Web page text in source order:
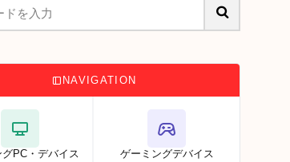
NAVIGATION
PC・デバイス ゲーミングデバイス